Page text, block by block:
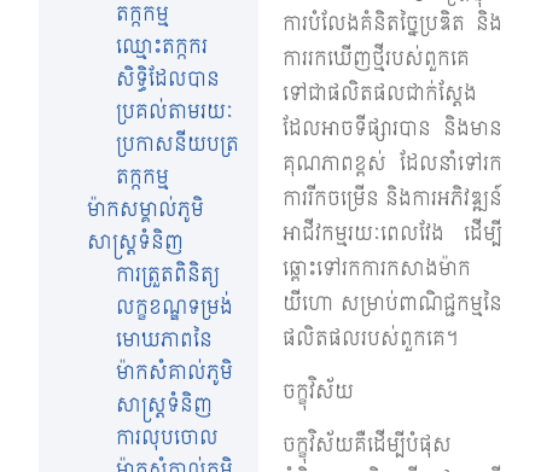
តក្កកម្ម
ឈ្មោះតក្កករ
សិទ្ធិដែលបាន
ប្រគល់តាមរយៈ
ប្រកាសនីយបត្រ​
តក្ក​កម្ម
ម៉ាកសម្គាល់ភូមិ
សាស្រ្តទំនិញ
ការត្រួតពិនិត្យ
លក្ខខណ្ឌទម្រង់
មោឃភាពនៃ
ម៉ាកសំគាល់ភូមិ
សាស្រ្តទំនិញ
ការលុបចោល
ការបំលែងគំនិតច្នៃប្រឌិត និង
ការរកឃើញថ្មីរបស់ពួកគេ
ទៅជាផលិតផលជាក់ស្តែង
ដែលអាចទីផ្សារបាន និងមាន
គុណភាពខ្ពស់ ដែលនាំទៅរក
ការរីកចម្រើន និងការអភិវឌ្ឍន៍
អាជីវកម្មរយៈពេលវែង ដើម្បី
ឆ្ពោះទៅរកការកសាងម៉ាក
យីហោ សម្រាប់ពាណិជ្ជកម្មនៃ
ផលិតផលរបស់ពួកគេ។
ចក្ខុវិស័យ
ចក្ខុវិស័យគឺដើម្បីបំផុស